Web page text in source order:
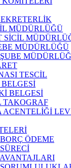
MÜDÜRLÜĞÜ
SİCİL
MÜDÜRLÜĞÜ
TESCİL
BELGESİ
TAKOGRAF
ACENTELİĞİ
ÖDEME